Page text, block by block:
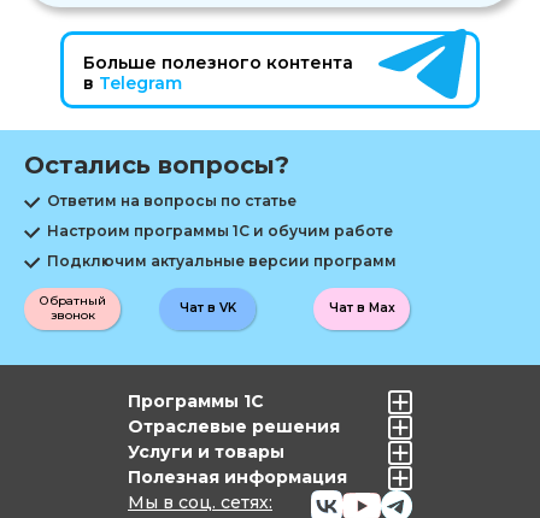
Больше полезного контента
в Telegram
Остались вопросы?
Ответим на вопросы по статье
Настроим программы 1С и обучим работе
Подключим актуальные версии программ
Обратный
звонок
Чат в Max
Чат в VK
Мы в соц. сетях:
Программы 1С
Отраслевые решения
Услуги и товары
Полезная информация